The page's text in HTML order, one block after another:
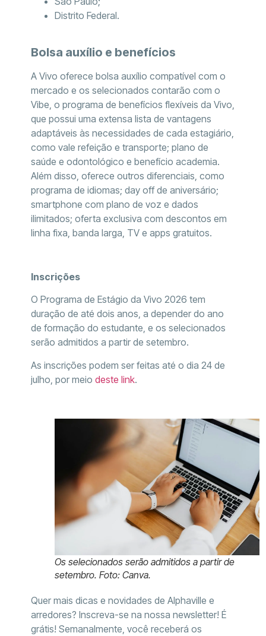
Distrito Federal.
Bolsa auxílio e benefícios
A Vivo oferece bolsa auxílio compatível com o
mercado e os selecionados contarão com o
Vibe, o programa de benefícios flexíveis da Vivo,
que possui uma extensa lista de vantagens
adaptáveis às necessidades de cada estagiário,
como vale refeição e transporte; plano de
saúde e odontológico e benefício academia.
Além disso, oferece outros diferenciais, como
programa de idiomas; day off de aniversário;
smartphone com plano de voz e dados
ilimitados; oferta exclusiva com descontos em
linha fixa, banda larga, TV e apps gratuitos.
Inscrições
O Programa de Estágio da Vivo 2026 tem
duração de até dois anos, a depender do ano
de formação do estudante, e os selecionados
serão admitidos a partir de setembro.
As inscrições podem ser feitas até o dia 24 de
julho, por meio deste link.
Os selecionados serão admitidos a partir de
setembro. Foto: Canva.
Quer mais dicas e novidades de Alphaville e
arredores? Inscreva-se na nossa newsletter! É
grátis! Semanalmente, você receberá os